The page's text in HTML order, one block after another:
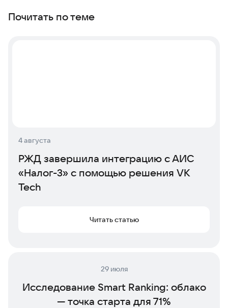
Почитать по теме
4 августа
РЖД завершила интеграцию с АИС
«Налог-3» с помощью решения VK
Tech
Читать статью
29 июля
Исследование Smart Ranking: облако
— точка старта для 71%